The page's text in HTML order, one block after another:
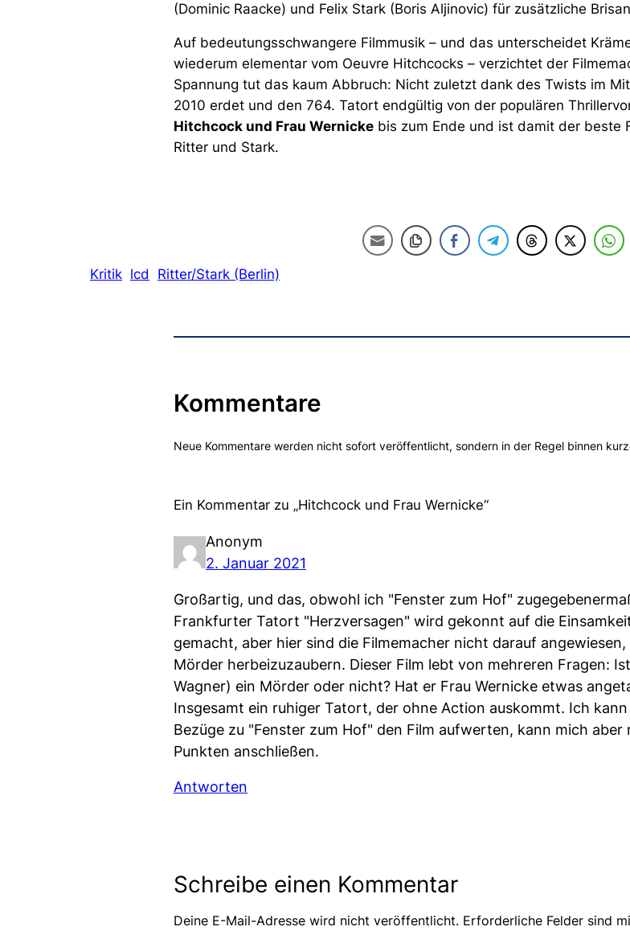
(Dominic Raacke) und Felix Stark (Boris Aljinovic) für zusätzliche
Auf bedeutungsschwangere Filmmusik – und das unterscheidet
wiederum elementar vom Oeuvre Hitchcocks – verzichtet der
Spannung tut das kaum Abbruch: Nicht zuletzt dank des Twists im
2010 erdet und den 764. Tatort endgültig von der populären
Hitchcock und Frau Wernicke bis zum Ende und ist damit der beste
Ritter und Stark.
Kritik lcd Ritter/Stark (Berlin)
Kommentare
Neue Kommentare werden nicht sofort veröffentlicht, sondern in der Regel binnen
Ein Kommentar zu „Hitchcock und Frau Wernicke“
Anonym
2. Januar 2021
Großartig, und das, obwohl ich "Fenster zum Hof"
Frankfurter Tatort "Herzversagen" wird gekonnt auf die
gemacht, aber hier sind die Filmemacher nicht darauf
Mörder herbeizuzaubern. Dieser Film lebt von mehreren Fragen:
Wagner) ein Mörder oder nicht? Hat er Frau Wernicke etwas
Insgesamt ein ruhiger Tatort, der ohne Action auskommt. Ich
Bezüge zu "Fenster zum Hof" den Film aufwerten, kann mich
Punkten anschließen.
Antworten
Schreibe einen Kommentar
Deine E-Mail-Adresse wird nicht veröffentlicht. Erforderliche Felder sind